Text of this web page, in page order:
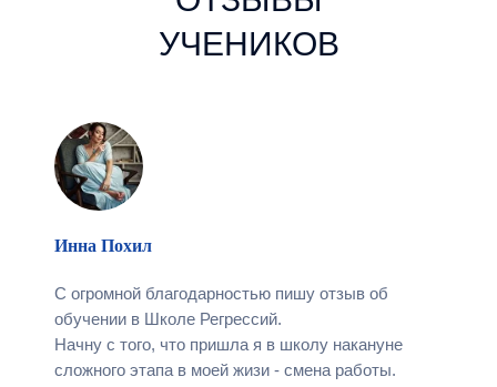
УЧЕНИКОВ
Инна Похил
С огромной благодарностью пишу отзыв об
обучении в Школе Регрессий.
Начну с того, что пришла я в школу накануне
сложного этапа в моей жизи - смена работы.